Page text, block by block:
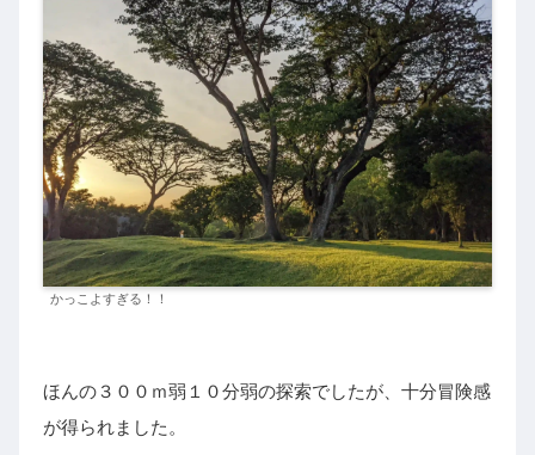
かっこよすぎる！！
ほんの３００ｍ弱１０分弱の探索でしたが、十分冒険感
が得られました。